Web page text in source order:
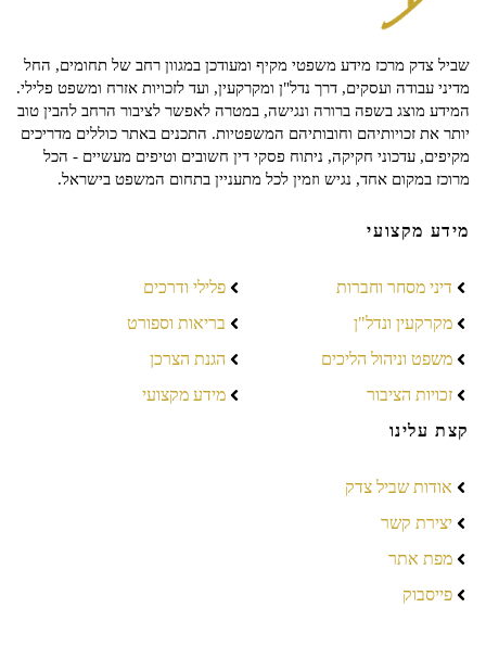
שביל צדק מרכז מידע משפטי מקיף ומעודכן במגוון רחב של תחומים, החל
מדיני עבודה ועסקים, דרך נדל"ן ומקרקעין, ועד לזכויות אזרח ומשפט פלילי.
המידע מוצג בשפה ברורה ונגישה, במטרה לאפשר לציבור הרחב להבין טוב
יותר את זכויותיהם וחובותיהם המשפטיות. התכנים באתר כוללים מדריכים
מקיפים, עדכוני חקיקה, ניתוח פסקי דין חשובים וטיפים מעשיים - הכל
מרוכז במקום אחד, נגיש וזמין לכל מתעניין בתחום המשפט בישראל.
מידע מקצועי
דיני מסחר וחברות
מקרקעין ונדל"ן
משפט וניהול הליכים
זכויות הציבור
פלילי ודרכים
בריאות וספורט
הגנת הצרכן
מידע מקצועי
קצת עלינו
אודות שביל צדק
יצירת קשר
מפת אתר
פייסבוק